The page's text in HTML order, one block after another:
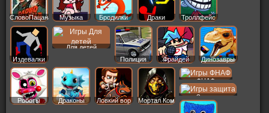
СловоПацана Музыка Бродилки Драки Троллфейс
Издевалки
Для детей
Полиция
Фрайдей Динозавры
Роботы Драконы Ловкий вор Мортал Ком
ФНАФ
Защита